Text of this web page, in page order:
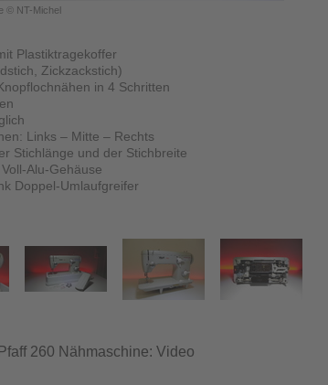
© NT-Michel
Plastiktragekoffer
Zickzackstich)
in 4 Schritten
Links – Mitte – Rechts
Stichlänge und der Stichbreite
Alu-Gehäuse
Doppel-Umlaufgreifer
260 Nähmaschine: Video